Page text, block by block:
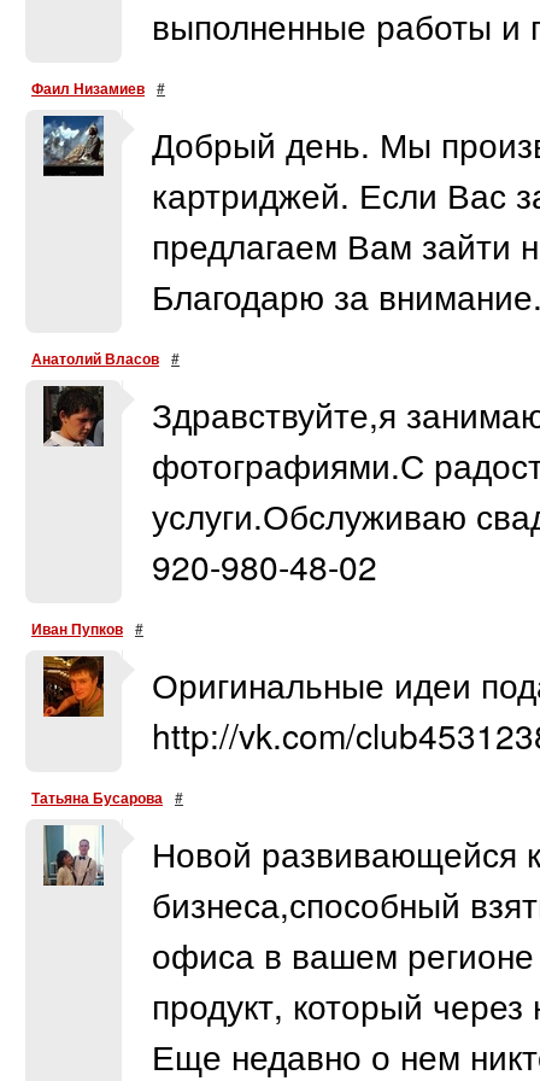
выполненные работы и
Фаил Низамиев #
Добрый день. Мы
картриджей. Если Вас
предлагаем Вам зайти
Благодарю за
Анатолий Власов #
Здравствуйте,я
фотографиями.С
услуги.Обслуживаю
920-980-48-02
Иван Пупков #
Оригинальные идеи
http://vk.com/
Татьяна Бусарова #
Новой развивающейся
бизнеса,способный
офиса в вашем
продукт, который
Еще недавно о нем